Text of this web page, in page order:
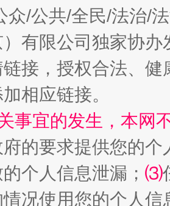
成刚被判无期
众/公共/全民/法治/
有限公司独家协
接，授权合法、
相应链接。
事宜的发生，本网
的要求提供您的个
个人信息泄漏； ⑶
况使用您的个人